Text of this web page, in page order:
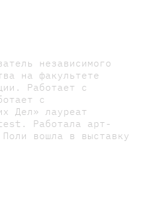
независимого
на факультете
Работает с
с
Дел» лауреат
Работала арт-
вошла в выставку